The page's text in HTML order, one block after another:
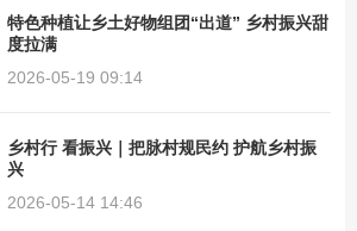
特色种植让乡土好物组团“出道” 乡村振兴甜
度拉满
2026-05-19 09:14
乡村行 看振兴｜把脉村规民约 护航乡村振
兴
2026-05-14 14:46